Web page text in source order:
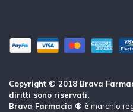
Copyright © 2018 Brava
diritti sono riservati.
Brava Farmacia ® è marchio